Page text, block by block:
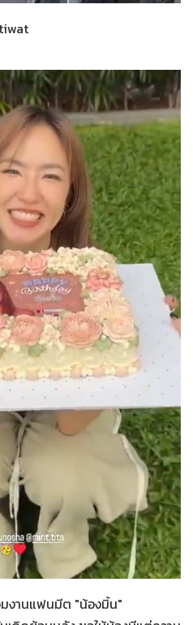
งานแฟนมีต "น้องมิ้น"